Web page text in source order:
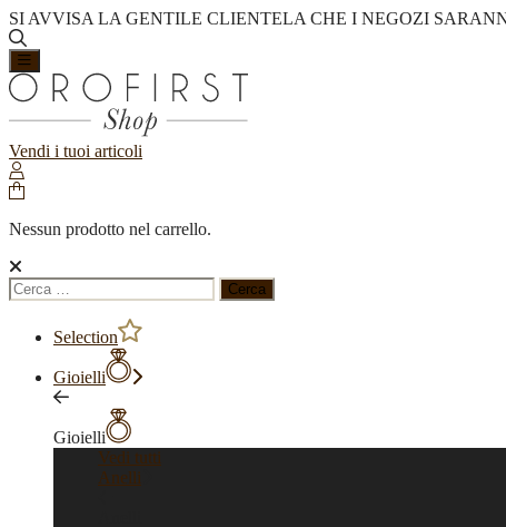
SI AVVISA LA GENTILE CLIENTELA CHE I NEGOZI
Vendi i tuoi articoli
Nessun prodotto nel carrello.
Ricerca
per:
Selection
Gioielli
Gioielli
Vedi tutti
Anelli